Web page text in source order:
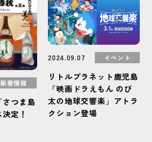
新着情報
つま島
定！
2024.09.07 イベント
リトルプラネット鹿児島
「映画ドラえもん のび
太の地球交響楽」アトラ
クション登場